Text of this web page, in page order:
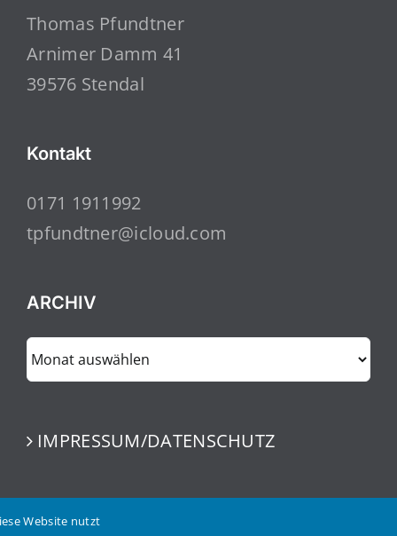
Thomas Pfundtner
Arnimer Damm 41
39576 Stendal
Kontakt
0171 1911992
tpfundtner@icloud.com
ARCHIV
ARCHIV
IMPRESSUM/DATENSCHUTZ
Website nutzt